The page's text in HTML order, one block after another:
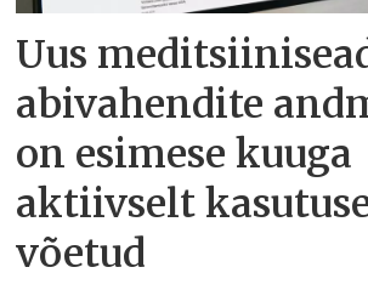
Uus
abivahendite
on esimese kuuga
aktiivselt
võetud